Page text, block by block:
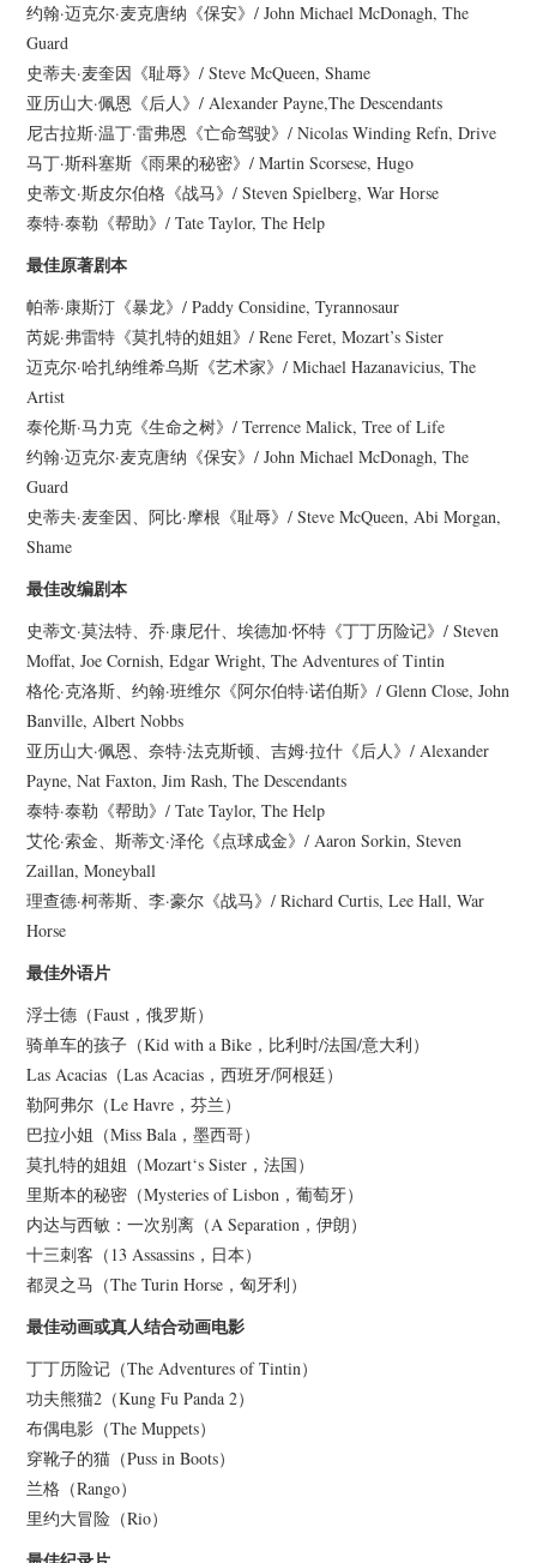
约翰·迈克尔·麦克唐纳《保安》/ John Michael McDonagh, The
Guard
史蒂夫·麦奎因《耻辱》/ Steve McQueen, Shame
亚历山大·佩恩《后人》/ Alexander Payne,The Descendants
尼古拉斯·温丁·雷弗恩《亡命驾驶》/ Nicolas Winding Refn, Drive
马丁·斯科塞斯《雨果的秘密》/ Martin Scorsese, Hugo
史蒂文·斯皮尔伯格《战马》/ Steven Spielberg, War Horse
泰特·泰勒《帮助》/ Tate Taylor, The Help
最佳原著剧本
帕蒂·康斯汀《暴龙》/ Paddy Considine, Tyrannosaur
芮妮·弗雷特《莫扎特的姐姐》/ Rene Feret, Mozart’s Sister
迈克尔·哈扎纳维希乌斯《艺术家》/ Michael Hazanavicius, The
Artist
泰伦斯·马力克《生命之树》/ Terrence Malick, Tree of Life
约翰·迈克尔·麦克唐纳《保安》/ John Michael McDonagh, The
Guard
史蒂夫·麦奎因、阿比·摩根《耻辱》/ Steve McQueen, Abi Morgan,
Shame
最佳改编剧本
史蒂文·莫法特、乔·康尼什、埃德加·怀特《丁丁历险记》/ Steven
Moffat, Joe Cornish, Edgar Wright, The Adventures of Tintin
格伦·克洛斯、约翰·班维尔《阿尔伯特·诺伯斯》/ Glenn Close, John
Banville, Albert Nobbs
亚历山大·佩恩、奈特·法克斯顿、吉姆·拉什《后人》/ Alexander
Payne, Nat Faxton, Jim Rash, The Descendants
泰特·泰勒《帮助》/ Tate Taylor, The Help
艾伦·索金、斯蒂文·泽伦《点球成金》/ Aaron Sorkin, Steven
Zaillan, Moneyball
理查德·柯蒂斯、李·豪尔《战马》/ Richard Curtis, Lee Hall, War
Horse
最佳外语片
浮士德（Faust，俄罗斯）
骑单车的孩子（Kid with a Bike，比利时/法国/意大利）
Las Acacias（Las Acacias，西班牙/阿根廷）
勒阿弗尔（Le Havre，芬兰）
巴拉小姐（Miss Bala，墨西哥）
莫扎特的姐姐（Mozart‘s Sister，法国）
里斯本的秘密（Mysteries of Lisbon，葡萄牙）
内达与西敏：一次别离（A Separation，伊朗）
十三刺客（13 Assassins，日本）
都灵之马（The Turin Horse，匈牙利）
最佳动画或真人结合动画电影
丁丁历险记（The Adventures of Tintin）
功夫熊猫2（Kung Fu Panda 2）
布偶电影（The Muppets）
穿靴子的猫（Puss in Boots）
兰格（Rango）
里约大冒险（Rio）